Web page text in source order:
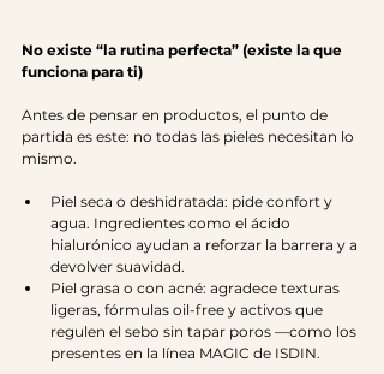
No existe “la rutina perfecta” (existe la que
funciona para ti)
Antes de pensar en productos, el punto de
partida es este: no todas las pieles necesitan lo
mismo.
Piel seca o deshidratada: pide confort y
agua. Ingredientes como el ácido
hialurónico ayudan a reforzar la barrera y a
devolver suavidad.
Piel grasa o con acné: agradece texturas
ligeras, fórmulas oil-free y activos que
regulen el sebo sin tapar poros —como los
presentes en la línea MAGIC de ISDIN.